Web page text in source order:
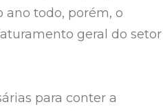
ano todo, porém, o
geral do setor
para conter a